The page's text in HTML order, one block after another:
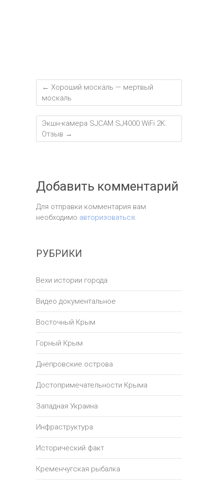
← Хороший москаль — мертвый
москаль
Экшн-камера SJCAM SJ4000 WiFi 2K.
Отзыв →
Добавить комментарий
Для отправки комментария вам
необходимо авторизоваться.
РУБРИКИ
Вехи истории города
Видео документальное
Восточный Крым
Горный Крым
Днепровские острова
Достопримечательности Крыма
Западная Украина
Инфраструктура
Исторический факт
Кременчугская рыбалка